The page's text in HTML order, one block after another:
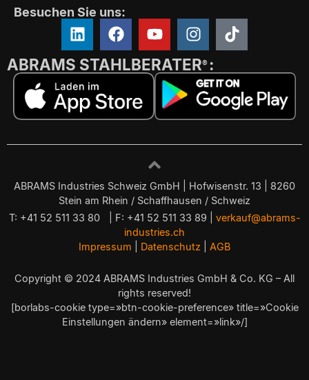
Besuchen Sie uns:
ABRAMS STAHLBERATER® :
ABRAMS Industries Schweiz GmbH | Hofwisenstr. 13 | 8260
Stein am Rhein / Schaffhausen / Schweiz
T: +41 52 511 33 80 | F: +41 52 511 33 89 | verkauf@abrams-
industries.ch
Impressum
Datenschutz AGB
Copyright © 2024 ABRAMS Industries GmbH & Co. KG – All
rights reserved!
[borlabs-cookie type=»btn-cookie-preference» title=»Cookie
Einstellungen ändern» element=»link»/]